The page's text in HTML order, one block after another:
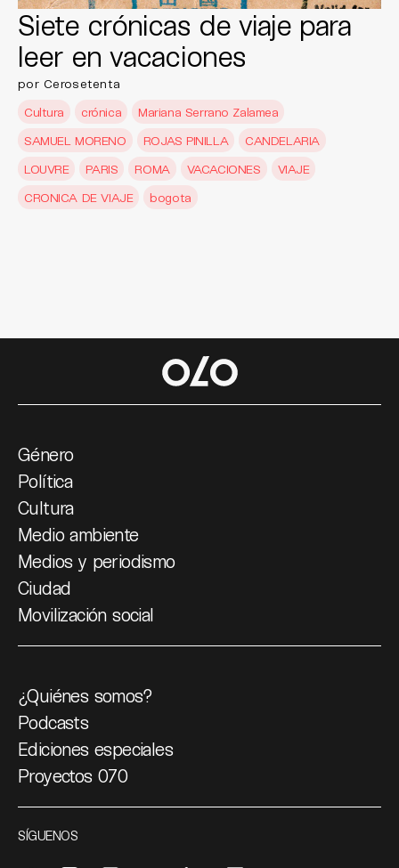
Siete crónicas de viaje para
leer en vacaciones
por Cerosetenta
Cultura
crónica
Mariana Serrano Zalamea
SAMUEL MORENO
ROJAS PINILLA
CANDELARIA
LOUVRE
PARIS ROMA VACACIONES
VIAJE
CRONICA DE VIAJE
bogota
Género
Política
Cultura
Medio ambiente
Medios y periodismo
Ciudad
Movilización social
¿Quiénes somos?
Podcasts
Ediciones especiales
Proyectos 070
SÍGUENOS